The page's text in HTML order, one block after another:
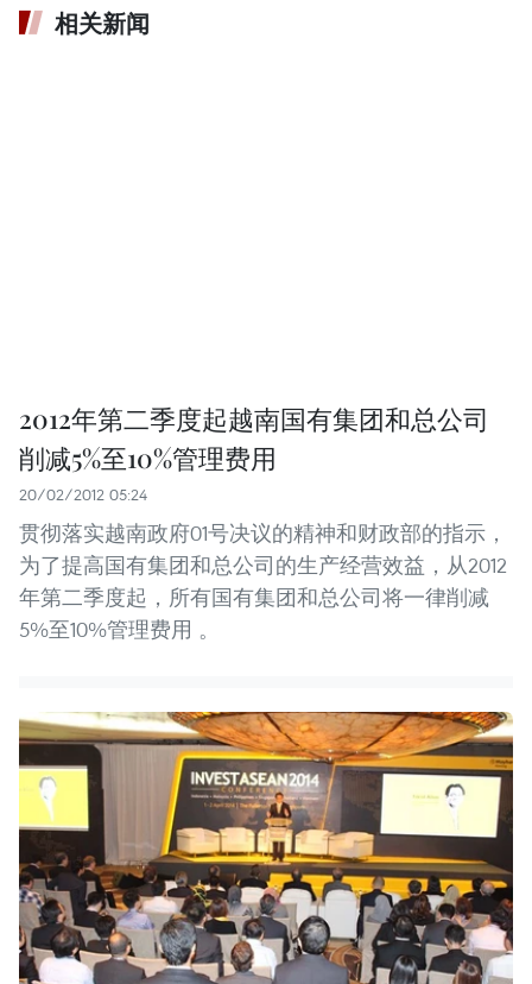
相关新闻
2012年第二季度起越南国有集团和总公司
削减5%至10%管理费用
20/02/2012 05:24
贯彻落实越南政府01号决议的精神和财政部的指示，
为了提高国有集团和总公司的生产经营效益，从2012
年第二季度起，所有国有集团和总公司将一律削减
5%至10%管理费用 。